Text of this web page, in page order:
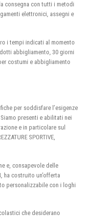
consegna con tutti i metodi
elettronici, assegni e
i tempi indicati al momento
abbigliamento, 30 giorni
costumi e abbigliamento
per soddisfare l’esigenze
presenti e abilitati nei
e in particolare sul
SPORTIVE,
e, consapevole delle
ha costruito un’offerta
personalizzabile con i loghi
che desiderano